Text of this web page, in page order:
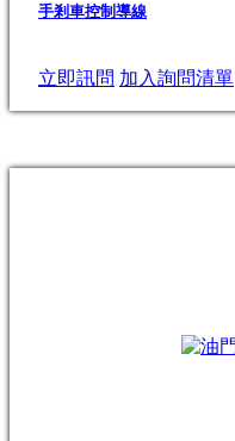
手剎車控制導線
立即訊問 加入詢問清單